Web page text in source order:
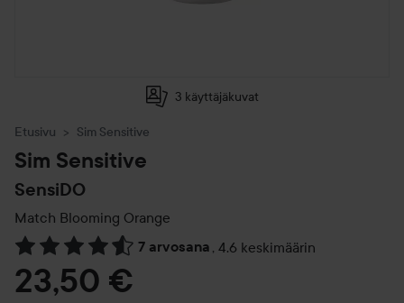
3 käyttäjäkuvat
Etusivu Sim Sensitive
Sim Sensitive
SensiDO
Match Blooming Orange
7 arvosana , 4.6 keskimäärin
Siirtyä jhk Arvosana & kommentit
23,50 €